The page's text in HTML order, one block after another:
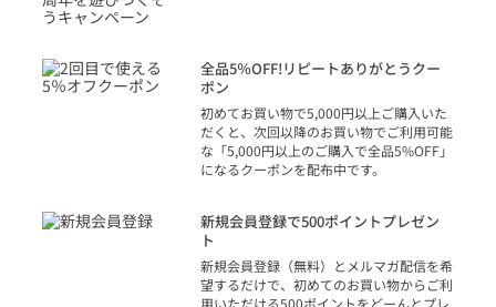
全品5％OFF!リピートありがとうクー
ポン
初めてお買い物で5,000円以上ご購入いた
だくと、次回以降のお買い物でご利用可能
な「5,000円以上のご購入で全品5%OFF」
になるクーポンを配布中です。
新規会員登録で500ポイントプレゼン
ト
新規会員登録（無料）とメルマガ配信を希
望するだけで、初めてのお買い物からご利
用いただける500ポイントをどーんとプレ